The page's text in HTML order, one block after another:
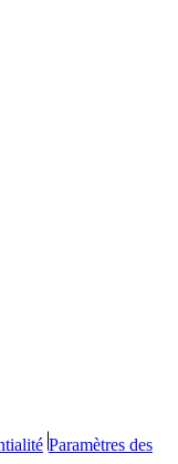
Paramètres des